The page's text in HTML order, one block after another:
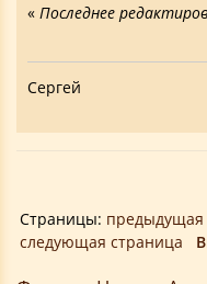
« Последнее
Сергей
Страницы: предыдущая
следующая страница